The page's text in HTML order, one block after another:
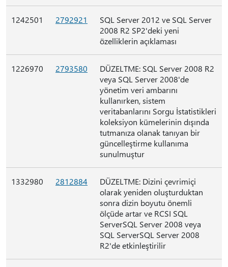
1242501 2792921
SQL Server 2012 ve SQL Server
2008 R2 SP2'deki yeni
özelliklerin açıklaması
1226970 2793580
DÜZELTME: SQL Server 2008 R2
veya SQL Server 2008'de
yönetim veri ambarını
kullanırken, sistem
veritabanlarını Sorgu İstatistikleri
koleksiyon kümelerinin dışında
tutmanıza olanak tanıyan bir
güncelleştirme kullanıma
sunulmuştur
1332980 2812884
DÜZELTME: Dizini çevrimiçi
olarak yeniden oluşturduktan
sonra dizin boyutu önemli
ölçüde artar ve RCSI SQL
ServerSQL Server 2008 veya
SQL ServerSQL Server 2008
R2'de etkinleştirilir